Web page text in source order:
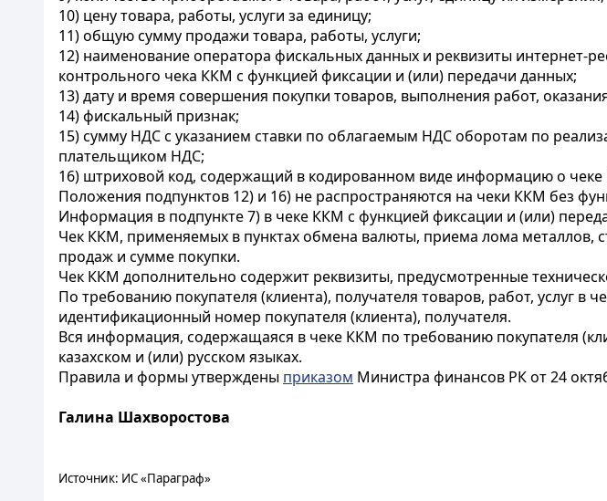
10) цену товара, работы, услуги за единицу;
11) общую сумму продажи товара, работы, услуги;
12) наименование оператора фискальных данных и реквизиты интернет-
контрольного чека ККМ с функцией фиксации и (или) передачи данных;
13) дату и время совершения покупки товаров, выполнения работ, оказания
14) фискальный признак;
15) сумму НДС с указанием ставки по облагаемым НДС оборотам по
плательщиком НДС;
16) штриховой код, содержащий в кодированном виде информацию о
Положения подпунктов 12) и 16) не распространяются на чеки ККМ без
Информация в подпункте 7) в чеке ККМ с функцией фиксации и (или)
Чек ККМ, применяемых в пунктах обмена валюты, приема лома
продаж и сумме покупки.
Чек ККМ дополнительно содержит реквизиты, предусмотренные
По требованию покупателя (клиента), получателя товаров, работ, услуг
идентификационный номер покупателя (клиента), получателя.
Вся информация, содержащаяся в чеке ККМ по требованию покупателя
казахском и (или) русском языках.
Правила и формы утверждены приказом Министра финансов РК от 24
Галина Шахворостова
Источник: ИС «Параграф»